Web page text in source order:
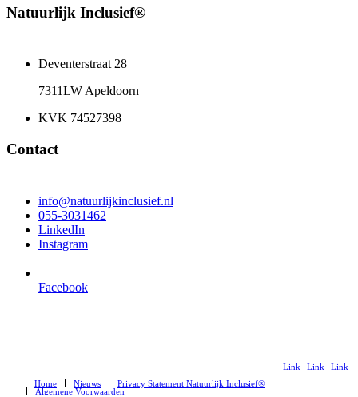
Natuurlijk Inclusief®
Deventerstraat 28
7311LW Apeldoorn
KVK 74527398
Contact
info@natuurlijkinclusief.nl
055-3031462
LinkedIn
Instagram
Facebook
Link Link Link
Home Nieuws
Privacy Statement Natuurlijk Inclusief®
Algemene Voorwaarden